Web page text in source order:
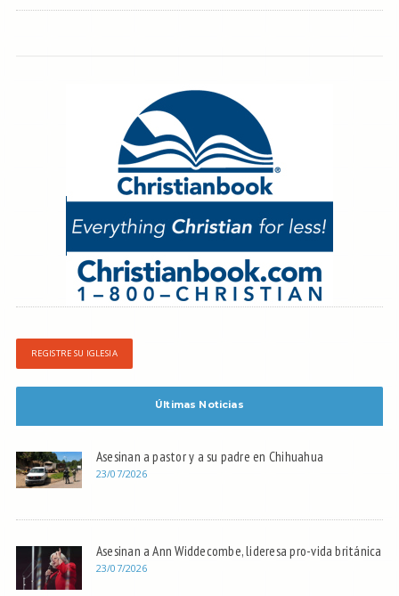
REGISTRE SU IGLESIA
Últimas Noticias
Asesinan a pastor y a su padre en Chihuahua
23/07/2026
Asesinan a Ann Widdecombe, lideresa pro-vida británica
23/07/2026